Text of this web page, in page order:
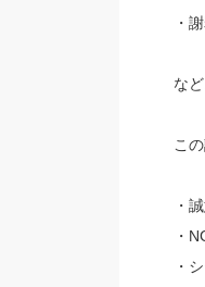
・
な
こ
・
・
・